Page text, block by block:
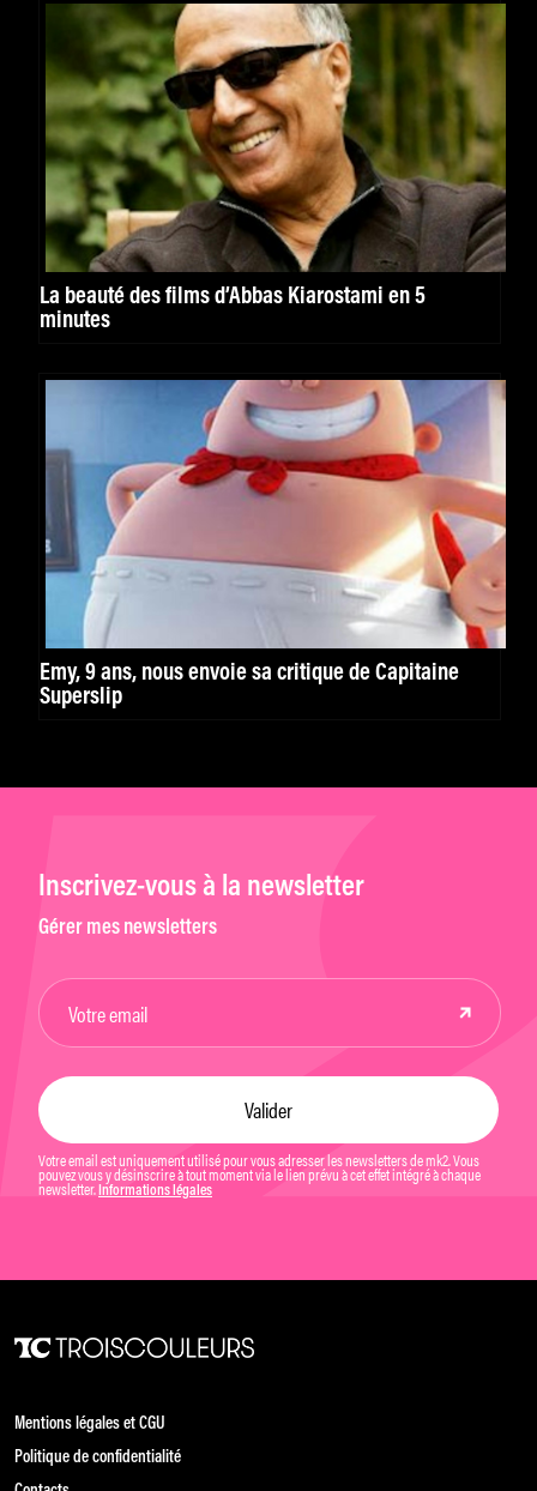
La beauté des films d’Abbas Kiarostami en 5
minutes
Emy, 9 ans, nous envoie sa critique de Capitaine
Superslip
Inscrivez-vous à la newsletter
Gérer mes newsletters
Votre email est uniquement utilisé pour vous adresser les newsletters de mk2. Vous
pouvez vous y désinscrire à tout moment via le lien prévu à cet effet intégré à chaque
newsletter. Informations légales
Mentions légales et CGU
Politique de confidentialité